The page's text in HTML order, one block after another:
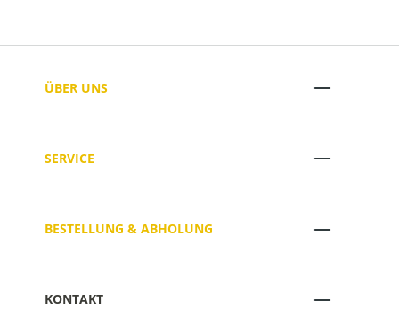
ÜBER UNS
SERVICE
BESTELLUNG & ABHOLUNG
KONTAKT